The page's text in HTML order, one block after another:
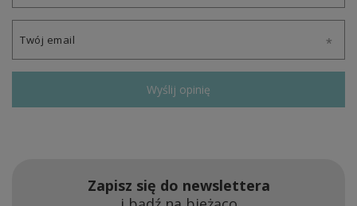
Twój email
Wyślij opinię
Zapisz się do newslettera